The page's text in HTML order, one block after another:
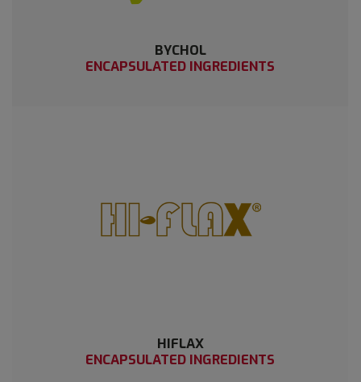
BYCHOL
ENCAPSULATED INGREDIENTS
HIFLAX
ENCAPSULATED INGREDIENTS